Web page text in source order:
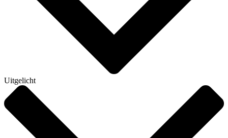
Uitgelicht